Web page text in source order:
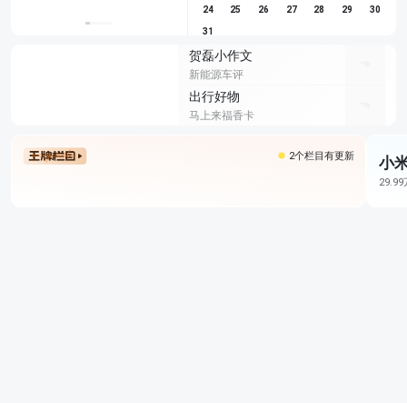
24 25 26 27 28 29 30
31
贺磊小作文
新能源车评
出行好物
马上来福香卡
2个栏目有更新 小
29.99